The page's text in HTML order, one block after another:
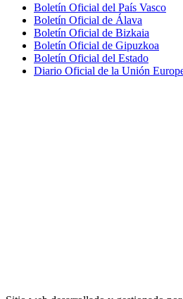
Boletín Oficial del País Vasco
Boletín Oficial de Álava
Boletín Oficial de Bizkaia
Boletín Oficial de Gipuzkoa
Boletín Oficial del Estado
Diario Oficial de la Unión